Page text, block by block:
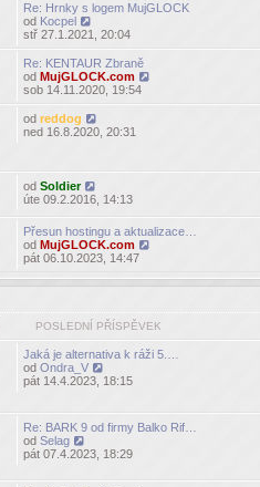
Re: Hrnky s logem MujGLOCK
od Kocpel
Zobrazit
poslední
příspěvek
stř 27.1.2021, 20:04
Re: KENTAUR Zbraně
odMujGLOCK.com
Zobrazit
poslední
příspěvek
sob 14.11.2020, 19:54
odreddog
Zobrazit
ned 16.8.2020, 20:31
odSoldier
Zobrazit
příspěvek
úte 09.2.2016, 14:13
Přesun hostingu a aktualizace…
odMujGLOCK.com
Zobrazit
příspěvek
pát 06.10.2023, 14:47
POSLEDNÍ PŘÍSPĚVEK
Jaká je alternativa k ráži 5.…
odOndra_V
Zobrazit
pát 14.4.2023, 18:15
Re: BARK 9 od firmy Balko Rif…
odSelag
Zobrazit
příspěvek
pát 07.4.2023, 18:29